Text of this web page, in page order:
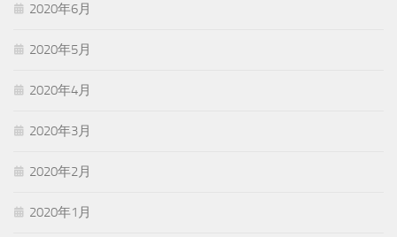
2020年6月
2020年5月
2020年4月
2020年3月
2020年2月
2020年1月